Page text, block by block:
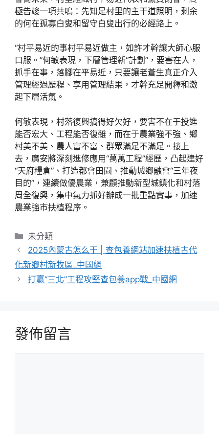
極告竣一項共鳴：先知足村里的主干道照明，剩余
的何在孤寡白叟和留守白叟出行的必經路上。
“村平易近的事村平易近做主，如許才幹讓大師心服
口服。”何敏表現，下層管理新“計劃”，要害在人，
抓手在事，落腳在平易近，只要讓老蒼生真正介入
管理經過歷程、享用管理結果，才幹充足開釋和激
起下層活氣。
何敏表現，村落復興搞得好欠好，要害不在于投進
能否宏大、工程能否復雜，而在于農業強不強、鄉
村美不美、農人富不富、群眾滿足不滿足。接上
去，廣安將深刻進修應用“萬萬工程”經歷，凸起建好
“天府糧倉”、打造都會田園、推動城鄉融會“三年夜
目的”，連續做優農業，兼顧推動新型城鎮化和村落
周全復興，集中氣力抓好辦成一批重點實事，加速
農業強市扶植程序。
分
類
未分類
2025內蒙古怎么干 | 查包養網站加速扶植古代
化新鄉村新牧區_中國網
打贏“三北”工程攻堅查包養app戰_中國網
發佈留言